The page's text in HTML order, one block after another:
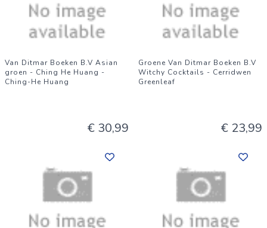
Van Ditmar Boeken B.V Asian
groen - Ching He Huang -
Ching-He Huang
€ 30,99
Groene Van Ditmar Boeken B.V
Witchy Cocktails - Cerridwen
Greenleaf
€ 23,99